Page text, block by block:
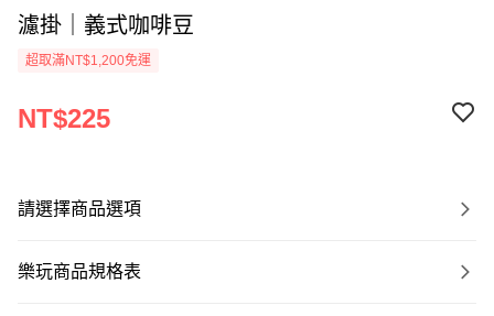
濾掛｜義式咖啡豆
超取滿NT$1,200免運
NT$225
請選擇商品選項
樂玩商品規格表